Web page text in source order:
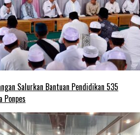
Salurkan Bantuan Pendidikan 535
Ponpes